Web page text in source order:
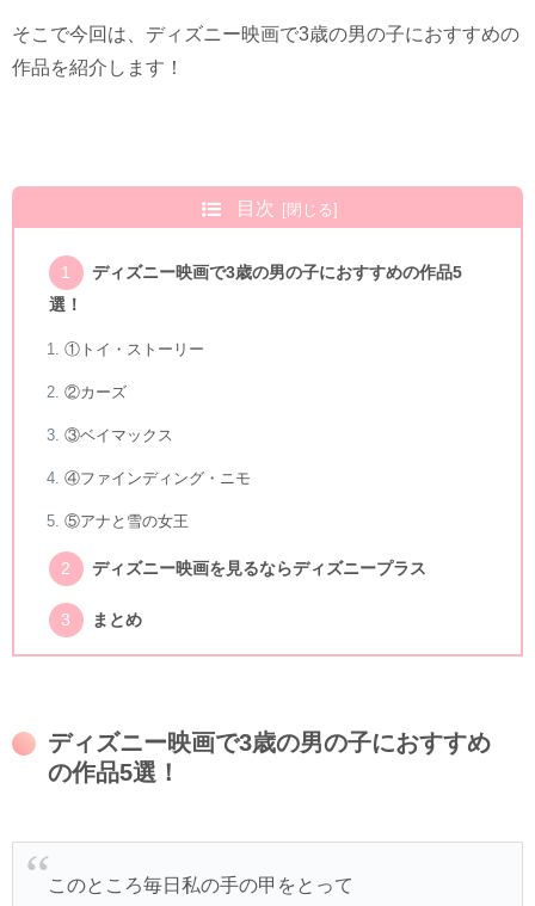
そこで今回は、ディズニー映画で3歳の男の子におすすめの
作品を紹介します！
目次
ディズニー映画で3歳の男の子におすすめの作品5
選！
①トイ・ストーリー
②カーズ
③ベイマックス
④ファインディング・ニモ
⑤アナと雪の女王
ディズニー映画を見るならディズニープラス
まとめ
ディズニー映画で3歳の男の子におすすめ
の作品5選！
このところ毎日私の手の甲をとって